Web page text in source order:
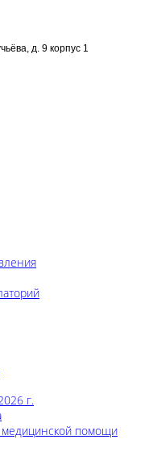
д. 9 корпус 1
г.
медицинской помощи